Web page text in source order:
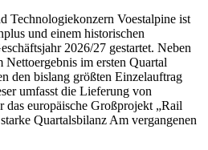
Technologiekonzern Voestalpine ist
und einem historischen
2026/27 gestartet. Neben
Nettoergebnis im ersten Quartal
den bislang größten Einzelauftrag
umfasst die Lieferung von
europäische Großprojekt „Rail
Quartalsbilanz Am vergangenen